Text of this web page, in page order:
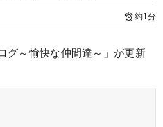
約1分
グ～愉快な仲間達～」が更新